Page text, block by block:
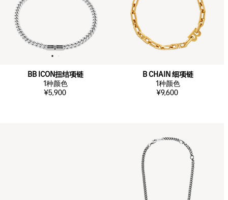
BB ICON扭结项链
1种颜色
¥5,900
B CHAIN 细项链
1种颜色
¥9,600